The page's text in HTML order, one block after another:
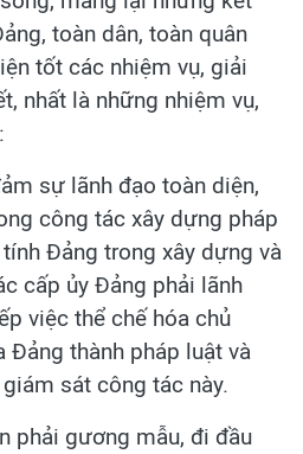
toàn dân, toàn quân
tốt các nhiệm vụ, giải
nhất là những nhiệm vụ,
sự lãnh đạo toàn diện,
công tác xây dựng pháp
Đảng trong xây dựng và
cấp ủy Đảng phải lãnh
việc thể chế hóa chủ
thành pháp luật và
sát công tác này.
phải gương mẫu, đi đầu